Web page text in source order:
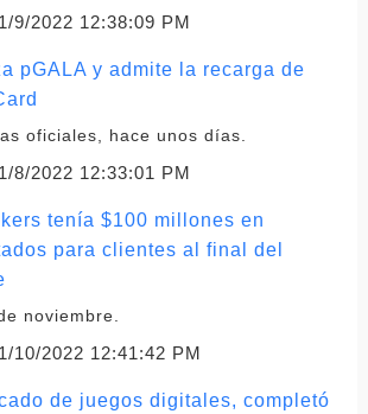
9/2022 12:38:09 PM
pGALA y admite la recarga de
oficiales, hace unos días.
8/2022 12:33:01 PM
tenía $100 millones en
para clientes al final del
noviembre.
10/2022 12:41:42 PM
de juegos digitales, completó